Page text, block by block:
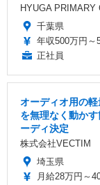
HYUGA PRIMARY
千葉県
年収500万円～
正社員
オーディオ用の
を無理なく動か
ーディ決定
株式会社VECTIM
埼玉県
月給28万円～